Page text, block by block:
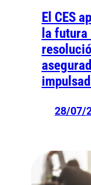
El CES
la
28/07/